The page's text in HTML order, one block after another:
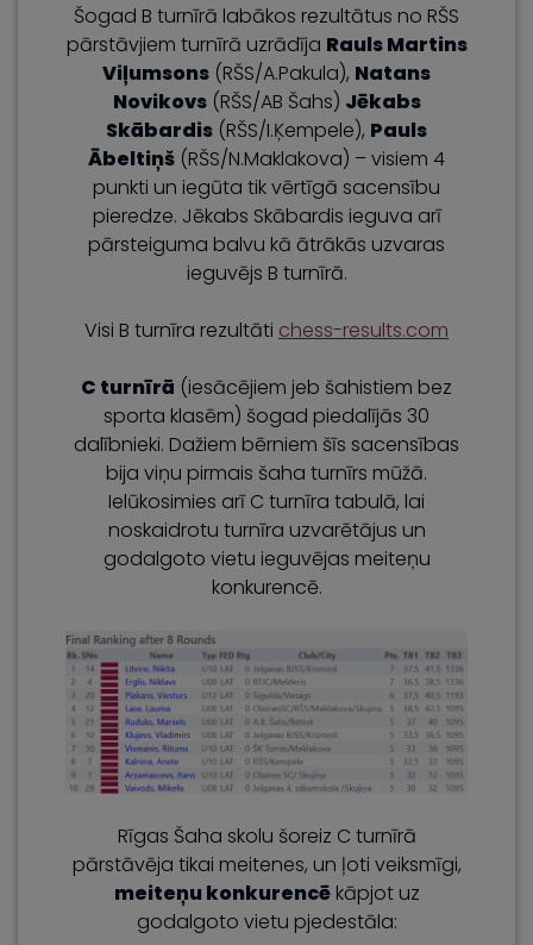
Šogad B turnīrā labākos rezultātus no RŠS
pārstāvjiem turnīrā uzrādīja Rauls Martins
Viļumsons (RŠS/A.Pakula), Natans
Novikovs(RŠS/AB Šahs) Jēkabs
Skābardis (RŠS/I.Ķempele), Pauls
Ābeltiņš (RŠS/N.Maklakova) – visiem 4
punkti un iegūta tik vērtīgā sacensību
pieredze. Jēkabs Skābardis ieguva arī
pārsteiguma balvu kā ātrākās uzvaras
ieguvējs B turnīrā.
Visi B turnīra rezultāti chess-results.com
C turnīrā (iesācējiem jeb šahistiem bez
sporta klasēm) šogad piedalījās 30
dalībnieki. Dažiem bērniem šīs sacensības
bija viņu pirmais šaha turnīrs mūžā.
Ielūkosimies arī C turnīra tabulā, lai
noskaidrotu turnīra uzvarētājus un
godalgoto vietu ieguvējas meiteņu
konkurencē.
Rīgas Šaha skolu šoreiz C turnīrā
pārstāvēja tikai meitenes, un ļoti veiksmīgi,
meiteņu konkurencēkāpjot uz
godalgoto vietu pjedestāla: